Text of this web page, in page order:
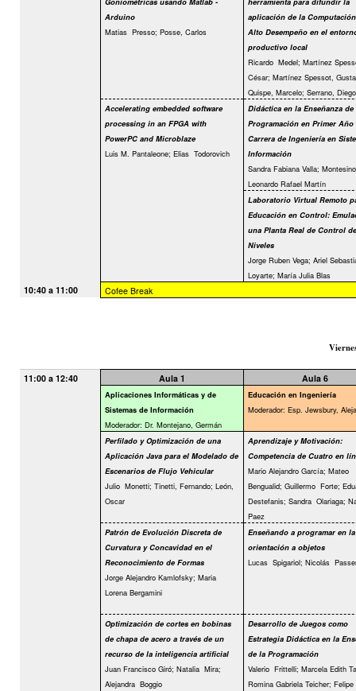
Arduino
Matias Presso; Posse, Carlos
aplicación de la
Alto Desempeño en el
productivo local
Ricardo Medel; Martínez
César; Martínez Spessot,
Quispe, Marcelo; Serrano, Diego
Accelerating embedded software
processing in an FPGA with
PowerPC and Microblaze
Luis M. Pantaleone; Elias Todorovich
Didáctica en la Enseñanza de
Programación en Primer Año
Carrera de Ingeniería en
Información
Sandra Fabiana Valla;
Leonardo Rafael Martín
Laboratorio Virtual Remoto
Educación en Control:
una Planta Real de Control de
Niveles
Jorge Ruben Vega; Ariel
Loyarte; María Julia Blas
10:40 a 11:00 Cofee Break
11:00 a 12:40 Aula 1 Aula 6
Aplicaciones Informáticas y de
Sistemas de Información
Moderador: Dr. Montejano, Germán
Educación en Ingeniería
Moderador: Esp. Jewsbury,
Perfilado y Optimización de una
Aplicación Java para el Modelado de
Escenarios de Flujo Vehicular
Julio Monetti; Tinetti, Fernando; León,
Oscar
Aprendizaje y Motivación:
Competencia de Cuatro en
Mario Alejandro García; Mateo
Bengualid; Guillermo Forte;
Destefanis; Sandra Olariaga;
Paez
Patrón de Evolución Discreta de
Curvatura y Concavidad en el
Reconocimiento de Formas
Jorge Alejandro Kamlofsky; Maria
Lorena Bergamini
Enseñando a programar en la
orientación a objetos
Lucas Spigariol; Nicolás
Optimización de cortes en bobinas
de chapa de acero a través de un
recurso de la inteligencia artificial
Juan Francisco Giró; Natalia Mira;
Alejandra Boggio
Desarrollo de Juegos como
Estrategia Didáctica en la
de la Programación
Valerio Frittelli; Marcela Edith
Romina Gabriela Teicher; Felipe